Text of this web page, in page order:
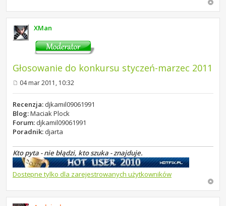
XMan
Głosowanie do konkursu styczeń-marzec 2011
o
s
04 mar 2011, 10:32
Recenzja: djkamil09061991
Blog:Maciak Plock
Forum: djkamil09061991
Poradnik: djarta
Kto pyta - nie błądzi, kto szuka - znajduje.
Dostępne tylko dla zarejestrowanych użytkowników